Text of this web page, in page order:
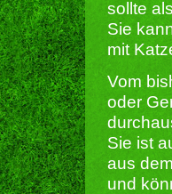
sollte
Sie
mit
Vom
oder
Sie ist
aus
und